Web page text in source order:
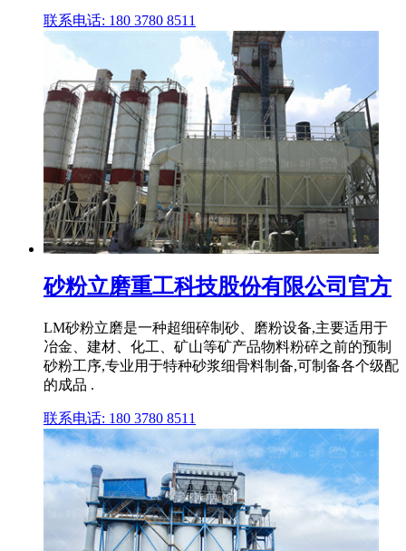
联系电话: 180 3780 8511
砂粉立磨重工科技股份有限公司官方
LM砂粉立磨是一种超细碎制砂、磨粉设备,主要适用于
冶金、建材、化工、矿山等矿产品物料粉碎之前的预制
砂粉工序,专业用于特种砂浆细骨料制备,可制备各个级配
的成品 .
联系电话: 180 3780 8511